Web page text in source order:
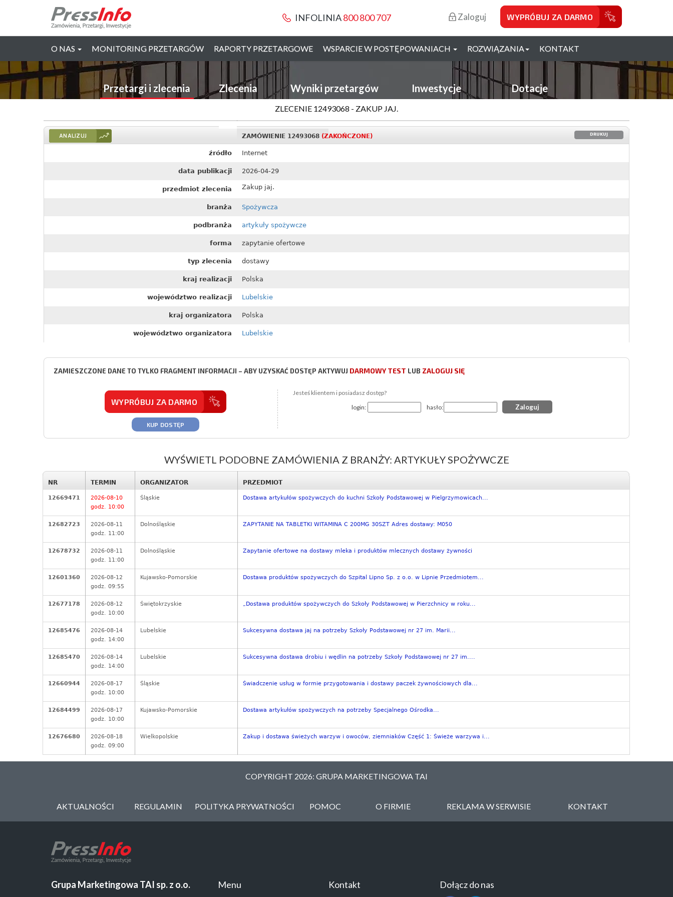
INFOLINIA800 800 707 Zaloguj WYPRÓBUJ ZA DARMO
O NAS MONITORING PRZETARGÓW RAPORTY PRZETARGOWE WSPARCIE W POSTĘPOWANIACH ROZWIĄZANIA KONTAKT
Przetargi i zlecenia Zlecenia Wyniki przetargów Inwestycje Dotacje
ZLECENIE 12493068 - ZAKUP JAJ.
ANALIZUJ DRUKUJ
ZAMÓWIENIE 12493068 (ZAKOŃCZONE)
źródło Internet
data publikacji 2026-04-29
przedmiot zlecenia Zakup jaj.
branża Spożywcza
podbranża artykuły spożywcze
forma zapytanie ofertowe
typ zlecenia dostawy
kraj realizacji Polska
województwo realizacji Lubelskie
kraj organizatora Polska
województwo organizatora Lubelskie
ZAMIESZCZONE DANE TO TYLKO FRAGMENT INFORMACJI – ABY UZYSKAĆ DOSTĘP AKTYWUJ DARMOWY TEST LUB ZALOGUJ SIĘ
WYPRÓBUJ ZA DARMO
KUP DOSTĘP
Jesteś klientem i posiadasz dostęp?
login:
hasło:
WYŚWIETL PODOBNE ZAMÓWIENIA Z BRANŻY: ARTYKUŁY SPOŻYWCZE
NR TERMIN ORGANIZATOR PRZEDMIOT
12669471
2026-08-10
godz. 10:00
Śląskie Dostawa artykułów spożywczych do kuchni Szkoły Podstawowej w Pielgrzymowicach...
12682723
2026-08-11
godz. 11:00
Dolnośląskie ZAPYTANIE NA TABLETKI WITAMINA C 200MG 30SZT Adres dostawy: M050
12678732
2026-08-11
godz. 11:00
Dolnośląskie Zapytanie ofertowe na dostawy mleka i produktów mlecznych dostawy żywności
12601360
2026-08-12
godz. 09:55
Kujawsko-Pomorskie Dostawa produktów spożywczych do Szpital Lipno Sp. z o.o. w Lipnie Przedmiotem...
12677178
2026-08-12
godz. 10:00
Świętokrzyskie „Dostawa produktów spożywczych do Szkoły Podstawowej w Pierzchnicy w roku...
12685476
2026-08-14
godz. 14:00
Lubelskie Sukcesywna dostawa jaj na potrzeby Szkoły Podstawowej nr 27 im. Marii...
12685470
2026-08-14
godz. 14:00
Lubelskie Sukcesywna dostawa drobiu i wędlin na potrzeby Szkoły Podstawowej nr 27 im....
12660944
2026-08-17
godz. 10:00
Śląskie Świadczenie usług w formie przygotowania i dostawy paczek żywnościowych dla...
12684499
2026-08-17
godz. 10:00
Kujawsko-Pomorskie Dostawa artykułów spożywczych na potrzeby Specjalnego Ośrodka...
12676680
2026-08-18
godz. 09:00
Wielkopolskie Zakup i dostawa świeżych warzyw i owoców, ziemniaków Część 1: Świeże warzywa i...
COPYRIGHT 2026: GRUPA MARKETINGOWA TAI
AKTUALNOŚCI REGULAMIN POLITYKA PRYWATNOŚCI POMOC O FIRMIE REKLAMA W SERWISIE KONTAKT
Grupa Marketingowa TAI sp. z o.o. Menu Kontakt Dołącz do nas